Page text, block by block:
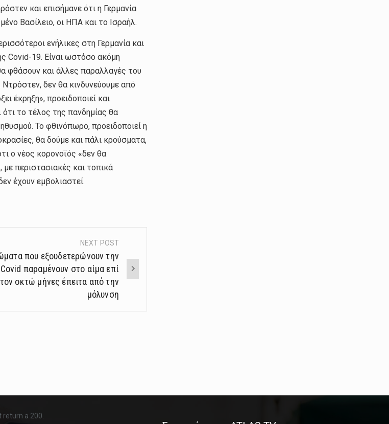
και επισήμανε ότι η Γερμανία
Βασίλειο, οι ΗΠΑ και το Ισραήλ.
ενήλικες στη Γερμανία και
Covid-19. Είναι ωστόσο ακόμη
φθάσουν και άλλες παραλλαγές του
δεν θα κινδυνεύουμε από
έκρηξη», προειδοποιεί και
ότι το τέλος της πανδημίας θα
Το φθινόπωρο, προειδοποιεί η
θα δούμε και πάλι κρούσματα,
ο νέος κορονοϊός «δεν θα
περιστασιακές και τοπικά
έχουν εμβολιαστεί.
NEXT POST
που εξουδετερώνουν την
Covid παραμένουν στο αίμα επί
οκτώ μήνες έπειτα από την
μόλυνση
return a 200.